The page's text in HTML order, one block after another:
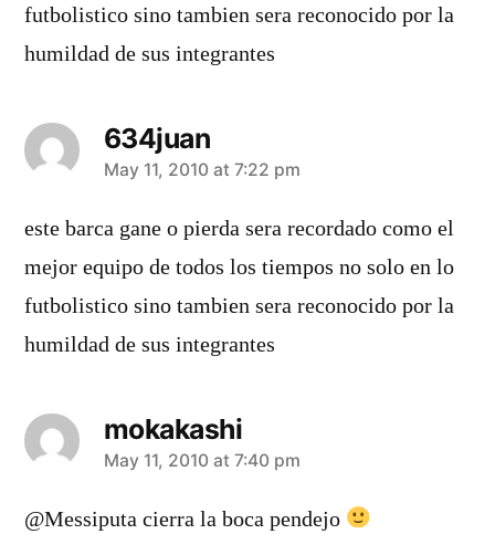
futbolistico sino tambien sera reconocido por la
humildad de sus integrantes
634juan
says:
May 11, 2010 at 7:22 pm
este barca gane o pierda sera recordado como el
mejor equipo de todos los tiempos no solo en lo
futbolistico sino tambien sera reconocido por la
humildad de sus integrantes
mokakashi
says:
May 11, 2010 at 7:40 pm
@Messiputa cierra la boca pendejo